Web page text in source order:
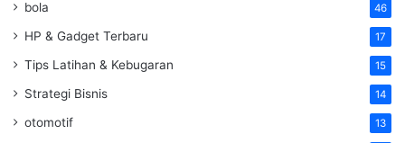
bola 46
HP & Gadget Terbaru 17
Tips Latihan & Kebugaran 15
Strategi Bisnis 14
otomotif 13